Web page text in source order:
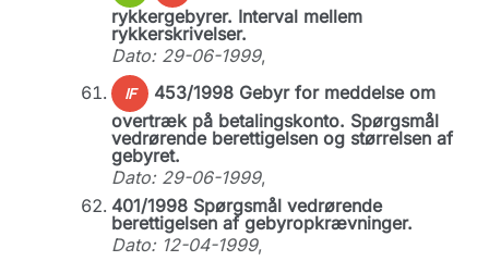
rykkergebyrer. Interval mellem
rykkerskrivelser.
Dato: 29-06-1999,
IF
453/1998 Gebyr for meddelse om
overtræk på betalingskonto. Spørgsmål
vedrørende berettigelsen og størrelsen af
gebyret.
Dato: 29-06-1999,
401/1998 Spørgsmål vedrørende
berettigelsen af gebyropkrævninger.
Dato: 12-04-1999,